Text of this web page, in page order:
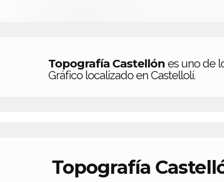
Topografía Castellón es uno de
Gráfico localizado en Castellolí.
Topografía